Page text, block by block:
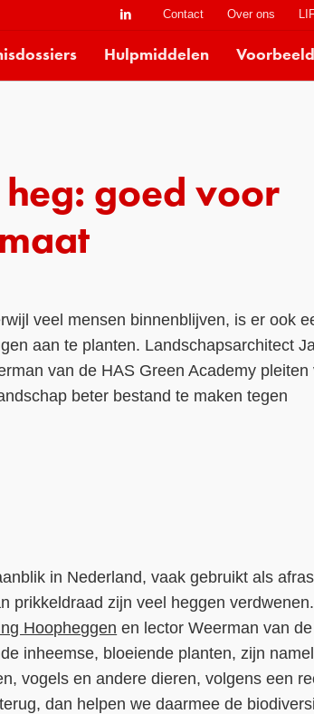
Contact Over ons
Hulpmiddelen
heg: goed voor
veel mensen binnenblijven, is er ook
aan te planten. Landschapsarchitect
van de HAS Green Academy pleiten
beter bestand te maken tegen
in Nederland, vaak gebruikt als
prikkeldraad zijn veel heggen
Hoopheggen en lector Weerman van de
inheemse, bloeiende planten, zijn
vogels en andere dieren, volgens een
dan helpen we daarmee de